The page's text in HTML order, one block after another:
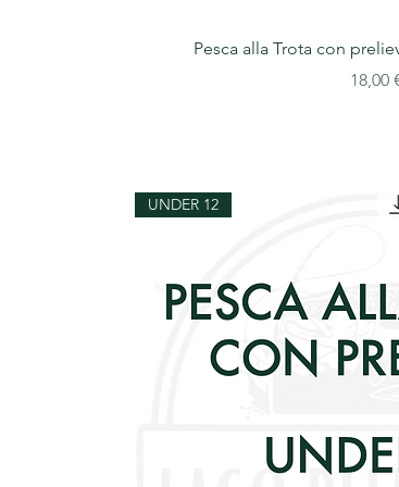
Pesca alla Trota con
Prezzo
18,00
UNDER 12